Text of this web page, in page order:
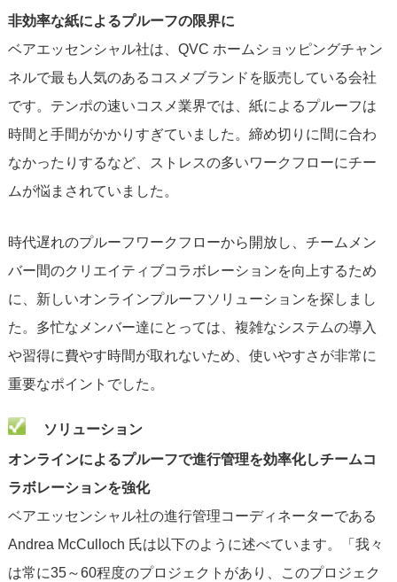
非効率な紙によるプルーフの限界に
ベアエッセンシャル社は、QVC ホームショッピングチャン
ネルで最も人気のあるコスメブランドを販売している会社
です。テンポの速いコスメ業界では、紙によるプルーフは
時間と手間がかかりすぎていました。締め切りに間に合わ
なかったりするなど、ストレスの多いワークフローにチー
ムが悩まされていました。
時代遅れのプルーフワークフローから開放し、チームメン
バー間のクリエイティブコラボレーションを向上するため
に、新しいオンラインプルーフソリューションを探しまし
た。多忙なメンバー達にとっては、複雑なシステムの導入
や習得に費やす時間が取れないため、使いやすさが非常に
重要なポイントでした。
ソリューション
オンラインによるプルーフで進行管理を効率化しチームコ
ラボレーションを強化
ベアエッセンシャル社の進行管理コーディネーターである
Andrea McCulloch 氏は以下のように述べています。「我々
は常に35～60程度のプロジェクトがあり、このプロジェク